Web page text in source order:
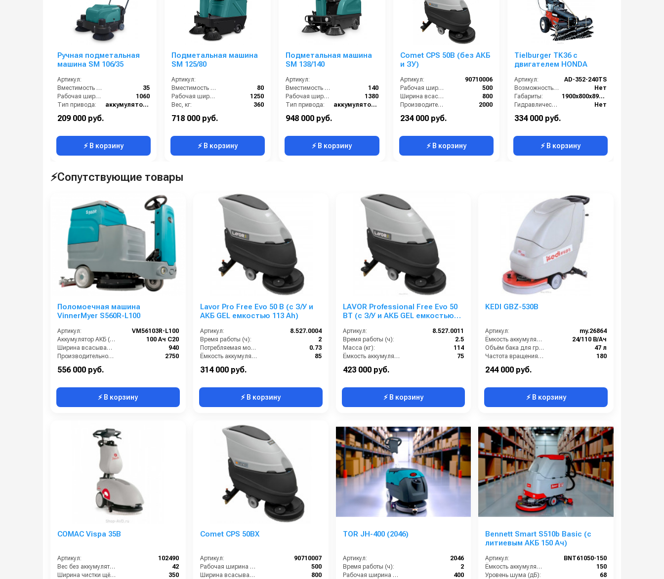
Ручная подметальная
машина SM 106/35
Артикул:
Вместимость бункера (л):
35
Рабочая ширина (мм):
1060
Тип привода:
аккумуляторная батарея
Количество боковых подметальных щёток (шт):
209 000 руб.
⚡ В корзину
Подметальная машина
SM 125/80
Артикул:
Вместимость бункера (л):
80
Рабочая ширина (мм):
1250
Вес, кг:
360
Максимальная скорость движения (км/ч):
Максимальный угол наклона (%):
718 000 руб.
⚡ В корзину
Подметальная машина
SM 138/140
Артикул:
Вместимость бункера (л):
140
Рабочая ширина (мм):
1380
Тип привода:
аккумуляторная батарея
Максимальная скорость движения (км/ч):
948 000 руб.
⚡ В корзину
Comet CPS 50B (без АКБ
и ЗУ)
Артикул:
90710006
Рабочая ширина щеток (мм):
500
Ширина всасывающей балки (мм):
800
Производительность по площади (м2/ч):
2000
Страна-производитель:
Электропитание (В):
234 000 руб.
⚡ В корзину
Tielburger TK36 с
двигателем HONDA
Артикул:
AD-352-240TS
Возможность работы внутри помещения:
Нет
Габариты:
1900х800х890 мм
Гидравлическая разгрузка:
Нет
Привод на колёса:
Принцип сбора мусора:
334 000 руб.
⚡ В корзину
⚡Сопутствующие товары
Поломоечная машина
VinnerMyer S560R-L100
Артикул:
VM56103R-L100
Аккумулятор АКБ (В/А·ч):
100 Ач С20
Ширина всасывающей балки (мм):
940
Производительность по площади (м2/ч):
2750
Габариты (ДхШхВ):
556 000 руб.
⚡ В корзину
Lavor Pro Free Evo 50 B (с З/У и
АКБ GEL емкостью 113 Ah)
Артикул:
8.527.0004
Время работы (ч):
2
Потребляемая мощность (кВт):
0.73
Ёмкость аккумуляторов (Ач):
85
314 000 руб.
⚡ В корзину
LAVOR Professional Free Evo 50
BT (с З/У и АКБ GEL емкостью
Артикул:
8.527.0011
Время работы (ч):
2.5
Масса (кг):
114
Ёмкость аккумуляторов (Ач):
75
423 000 руб.
⚡ В корзину
KEDI GBZ-530B
Артикул:
my.26864
Ёмкость аккумуляторов (Ач):
24/110 В/Ач
Объём бака для грязной воды (л):
47 л
Частота вращения щетки (об/мин):
180
244 000 руб.
⚡ В корзину
COMAC Vispa 35B
Артикул:
102490
Вес без аккумуляторов (кг):
42
Ширина чистки щёток (мм):
350
Comet CPS 50BX
Артикул:
90710007
Рабочая ширина щеток (мм):
500
Ширина всасывающей балки (мм):
800
TOR JH-400 (2046)
Артикул:
2046
Время работы (ч):
2
Рабочая ширина щеток (мм):
400
Bennett Smart S510b Basic (с
литиевым АКБ 150 Ач)
Артикул:
BNT61050-150
Ёмкость аккумуляторов (Ач):
150
Уровень шума (дБ):
68